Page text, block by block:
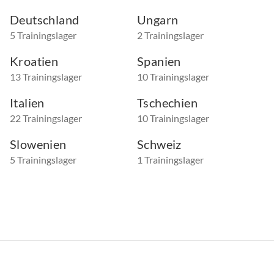
Deutschland
5 Trainingslager
Ungarn
2 Trainingslager
Kroatien
13 Trainingslager
Spanien
10 Trainingslager
Italien
22 Trainingslager
Tschechien
10 Trainingslager
Slowenien
5 Trainingslager
Schweiz
1 Trainingslager